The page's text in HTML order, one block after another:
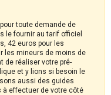
toute demande de
le fournir au tarif officiel
42 euros pour les
les mineurs de moins de
de réaliser votre pré-
et y lions si besoin le
aussi des guides
effectuer de votre côté